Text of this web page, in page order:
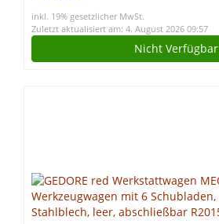
inkl. 19% gesetzlicher MwSt.
Zuletzt aktualisiert am: 4. August 2026 09:57
Nicht Verfügbar